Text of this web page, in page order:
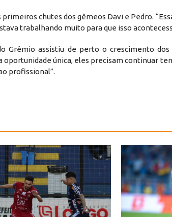
chutes dos gêmeos Davi e Pedro.
trabalhando muito para que isso
Grêmio assistiu de perto o crescimento
única, eles precisam continuar
profissional”.